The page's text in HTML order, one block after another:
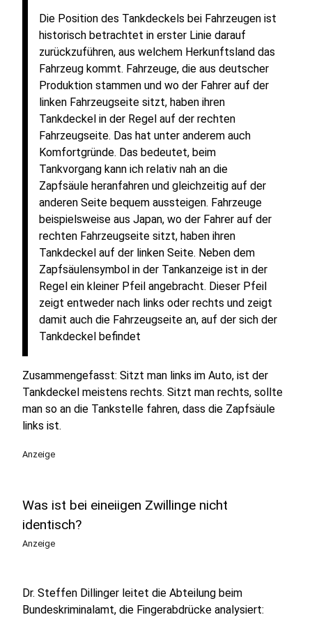
Die Position des Tankdeckels bei Fahrzeugen ist
historisch betrachtet in erster Linie darauf
zurückzuführen, aus welchem Herkunftsland das
Fahrzeug kommt. Fahrzeuge, die aus deutscher
Produktion stammen und wo der Fahrer auf der
linken Fahrzeugseite sitzt, haben ihren
Tankdeckel in der Regel auf der rechten
Fahrzeugseite. Das hat unter anderem auch
Komfortgründe. Das bedeutet, beim
Tankvorgang kann ich relativ nah an die
Zapfsäule heranfahren und gleichzeitig auf der
anderen Seite bequem aussteigen. Fahrzeuge
beispielsweise aus Japan, wo der Fahrer auf der
rechten Fahrzeugseite sitzt, haben ihren
Tankdeckel auf der linken Seite. Neben dem
Zapfsäulensymbol in der Tankanzeige ist in der
Regel ein kleiner Pfeil angebracht. Dieser Pfeil
zeigt entweder nach links oder rechts und zeigt
damit auch die Fahrzeugseite an, auf der sich der
Tankdeckel befindet
Zusammengefasst: Sitzt man links im Auto, ist der
Tankdeckel meistens rechts. Sitzt man rechts, sollte
man so an die Tankstelle fahren, dass die Zapfsäule
links ist.
Anzeige
Was ist bei eineiigen Zwillinge nicht
identisch?
Anzeige
Dr. Steffen Dillinger leitet die Abteilung beim
Bundeskriminalamt, die Fingerabdrücke analysiert: